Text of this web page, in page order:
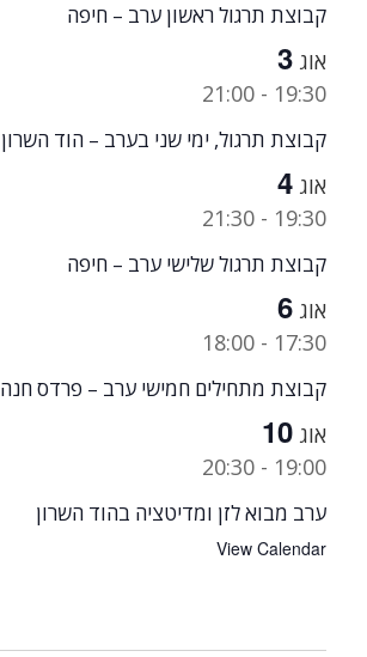
קבוצת תרגול ראשון ערב – חיפה
אוג 3
19:30
-
21:00
קבוצת תרגול, ימי שני בערב – הוד השרון
אוג 4
19:30
-
21:30
קבוצת תרגול שלישי ערב – חיפה
אוג 6
17:30
-
18:00
קבוצת מתחילים חמישי ערב – פרדס חנה
אוג 10
19:00
-
20:30
ערב מבוא לזן ומדיטציה בהוד השרון
View Calendar